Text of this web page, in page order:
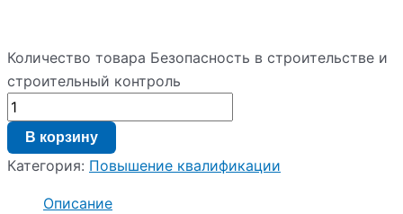
Количество товара Безопасность в строительстве и
строительный контроль
В корзину
Категория: Повышение квалификации
Описание